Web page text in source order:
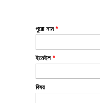
পুরো নাম *
ইমেইল *
বিষয়